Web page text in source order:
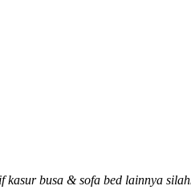
kasur busa & sofa bed lainnya